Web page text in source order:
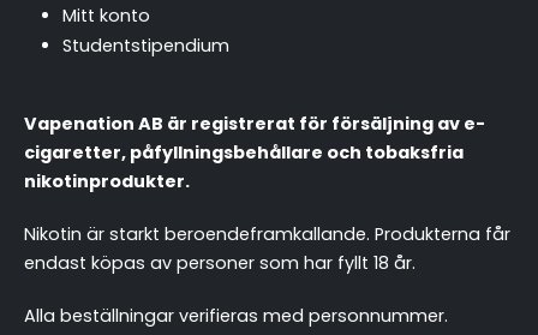
Mitt konto
Studentstipendium
Vapenation AB är registrerat för försäljning av e-
cigaretter, påfyllningsbehållare och tobaksfria
nikotinprodukter.
Nikotin är starkt beroendeframkallande. Produkterna får
endast köpas av personer som har fyllt 18 år.
Alla beställningar verifieras med personnummer.